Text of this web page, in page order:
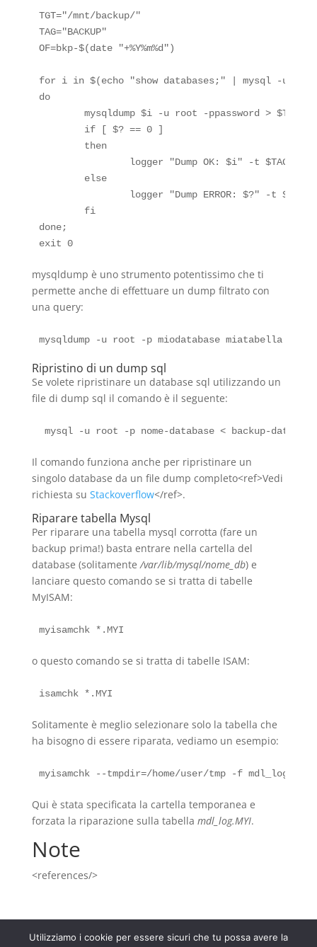
TGT="/mnt/backup/"
TAG="BACKUP"
OF=bkp-$(date "+%Y%m%d")
for i in $(echo "show databases;" | mysql -u root
do
mysqldump $i -u root -ppassword >
        if [ $? == 0 ]
        then
                logger "Dump OK: $i" -t $TAG
        else
                logger "Dump ERROR: $?" -t $TAG
        fi
done;
exit 0
mysqldump è uno strumento potentissimo che ti
permette anche di effettuare un dump filtrato con
una query:
Ripristino di un dump sql
Se volete ripristinare un database sql utilizzando un
file di dump sql il comando è il seguente:
Il comando funziona anche per ripristinare un
singolo database da un file dump completo<ref>Vedi
richiesta su Stackoverflow</ref>.
Riparare tabella Mysql
Per riparare una tabella mysql corrotta (fare un
backup prima!) basta entrare nella cartella del
database (solitamente/var/lib/mysql/nome_db) e
lanciare questo comando se si tratta di tabelle
MyISAM:
o questo comando se si tratta di tabelle ISAM:
Solitamente è meglio selezionare solo la tabella che
ha bisogno di essere riparata, vediamo un esempio:
Qui è stata specificata la cartella temporanea e
forzata la riparazione sulla tabella mdl_log.MYI.
Note
<references/>
Utilizziamo i cookie per essere sicuri che tu possa avere la